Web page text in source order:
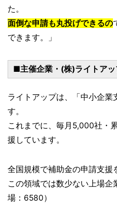
た。
面倒な申請も丸投げできるの
できます。」
■主催企業・(株)ライトアッ
ライトアップは、「中小企業
す。
これまでに、毎月5,000社・
援しています。
全国規模で補助金の申請支援
この領域では数少ない上場
場：6580）